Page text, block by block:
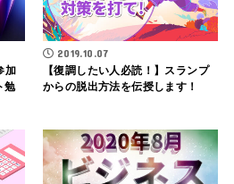
加
勉
2019.10.07
【復調したい人必読！】スランプ
からの脱出方法を伝授します！